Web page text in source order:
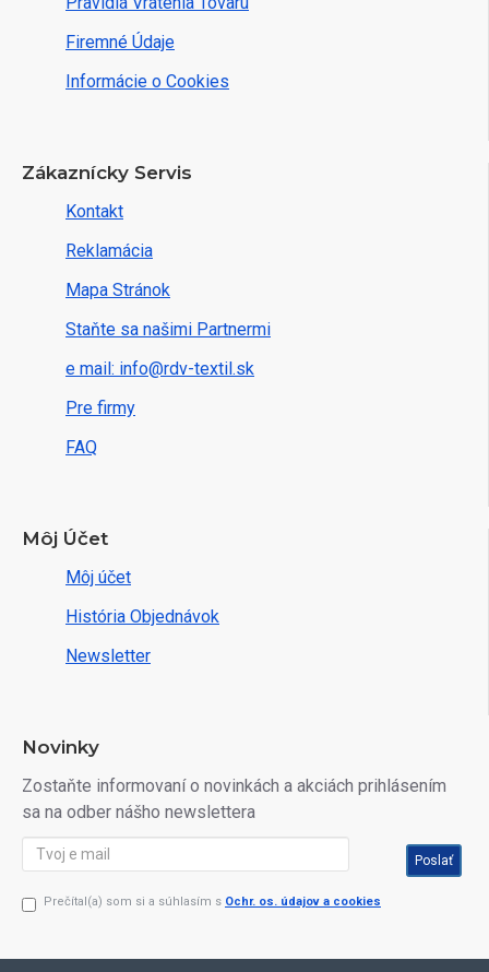
Firemné Údaje
Informácie o Cookies
Zákaznícky Servis
Kontakt
Reklamácia
Mapa Stránok
Staňte sa našimi Partnermi
e mail: info@rdv-textil.sk
Pre firmy
FAQ
Môj Účet
Môj účet
História Objednávok
Newsletter
Novinky
Zostaňte informovaní o novinkách a akciách prihlásením
sa na odber nášho newslettera
Poslať
Prečítal(a) som si a súhlasím s Ochr. os. údajov a cookies